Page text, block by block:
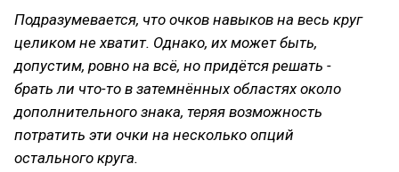
Подразумевается, что очков навыков на весь круг
целиком не хватит. Однако, их может быть,
допустим, ровно на всё, но придётся решать -
брать ли что-то в затемнённых областях около
дополнительного знака, теряя возможность
потратить эти очки на несколько опций
остального круга.